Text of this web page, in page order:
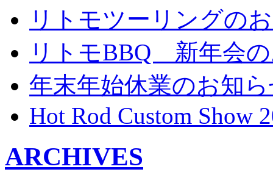
リトモツーリングの
リトモBBQ 新年会
年末年始休業のお知
Hot Rod Custom Show
ARCHIVES